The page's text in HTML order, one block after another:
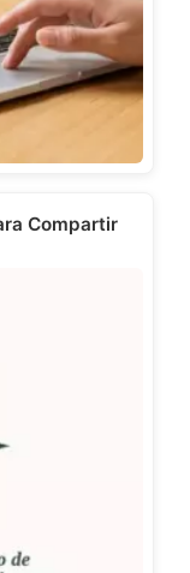
Compartir